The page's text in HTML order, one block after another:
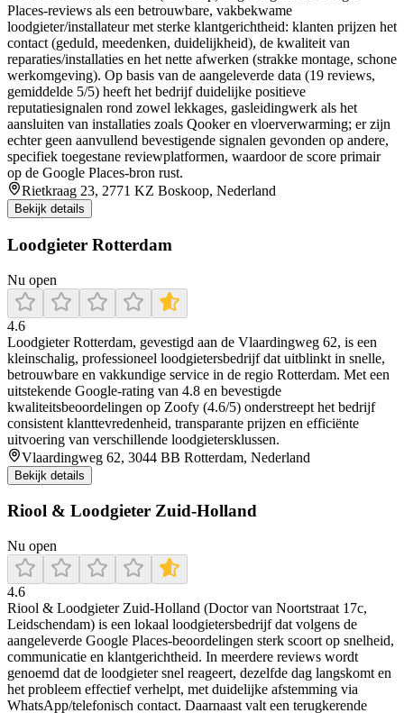
Places-reviews als een betrouwbare, vakbekwame
loodgieter/installateur met sterke klantgerichtheid: klanten prijzen het
contact (geduld, meedenken, duidelijkheid), de kwaliteit van
reparaties/installaties en het nette afwerken (strakke montage, schone
werkomgeving). Op basis van de aangeleverde data (19 reviews,
gemiddelde 5/5) heeft het bedrijf duidelijke positieve
reputatiesignalen rond zowel lekkages, gasleidingwerk als het
aansluiten van installaties zoals Qooker en vloerverwarming; er zijn
echter geen aanvullend bevestigende signalen gevonden op andere,
specifiek toegestane reviewplatformen, waardoor de score primair
op de Google Places-bron rust.
Rietkraag 23, 2771 KZ Boskoop, Nederland
Bekijk details
Loodgieter Rotterdam
Nu open
4.6
Loodgieter Rotterdam, gevestigd aan de Vlaardingweg 62, is een
kleinschalig, professioneel loodgietersbedrijf dat uitblinkt in snelle,
betrouwbare en vakkundige service in de regio Rotterdam. Met een
uitstekende Google-rating van 4.8 en bevestigde
kwaliteitsbeoordelingen op Zoofy (4.6/5) onderstreept het bedrijf
consistent klanttevredenheid, transparante prijzen en efficiënte
uitvoering van verschillende loodgietersklussen.
Vlaardingweg 62, 3044 BB Rotterdam, Nederland
Bekijk details
Riool & Loodgieter Zuid-Holland
Nu open
4.6
Riool & Loodgieter Zuid-Holland (Doctor van Noortstraat 17c,
Leidschendam) is een lokaal loodgietersbedrijf dat volgens de
aangeleverde Google Places-beoordelingen sterk scoort op snelheid,
communicatie en klantgerichtheid. In meerdere reviews wordt
genoemd dat de loodgieter snel reageert, dezelfde dag langskomt en
het probleem effectief verhelpt, met duidelijke afstemming via
WhatsApp/telefonisch contact. Daarnaast valt een terugkerende